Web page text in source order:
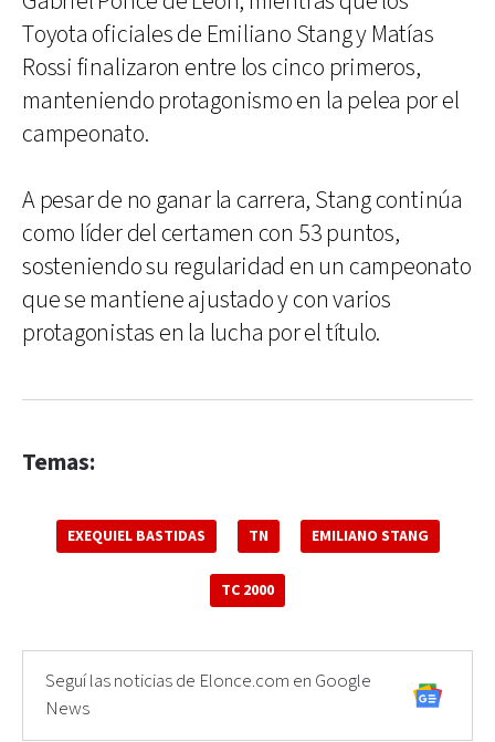
Toyota oficiales de Emiliano Stang y Matías
Rossi finalizaron entre los cinco primeros,
manteniendo protagonismo en la pelea por el
campeonato.
A pesar de no ganar la carrera, Stang continúa
como líder del certamen con 53 puntos,
sosteniendo su regularidad en un campeonato
que se mantiene ajustado y con varios
protagonistas en la lucha por el título.
Temas:
EXEQUIEL BASTIDAS TN EMILIANO STANG
TC 2000
Seguí las noticias de Elonce.com en Google
News